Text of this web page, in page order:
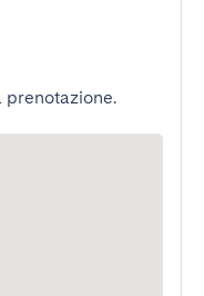
prenotazione.